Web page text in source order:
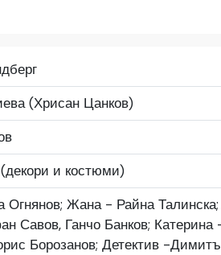
Средно
Народен театър
(Хрисан Цанков)
и костюми)
Жана - Райна
Са­вов, Ганчо Банков;
Борозанов; Детектив -